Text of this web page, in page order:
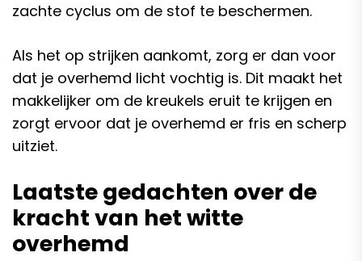
zachte cyclus om de stof te beschermen.
Als het op strijken aankomt, zorg er dan voor
dat je overhemd licht vochtig is. Dit maakt het
makkelijker om de kreukels eruit te krijgen en
zorgt ervoor dat je overhemd er fris en scherp
uitziet.
Laatste gedachten over de
kracht van het witte
overhemd